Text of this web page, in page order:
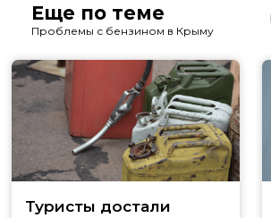
Еще по теме
Проблемы с бензином в Крыму
Туристы достали